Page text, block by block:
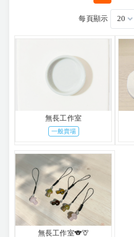
每頁顯示
無長工作室
一般賣場
無長工作室🐨🦒